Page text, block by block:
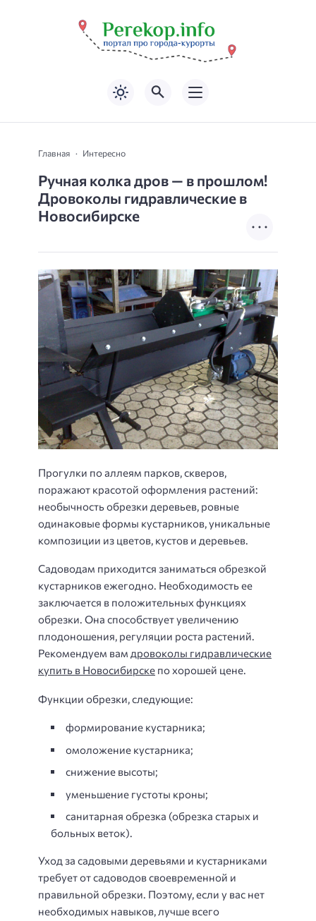
Главная Интересно
Ручная колка дров — в прошлом!
Дровоколы гидравлические в
Новосибирске
Прогулки по аллеям парков, скверов,
поражают красотой оформления растений:
необычность обрезки деревьев, ровные
одинаковые формы кустарников, уникальные
композиции из цветов, кустов и деревьев.
Садоводам приходится заниматься обрезкой
кустарников ежегодно. Необходимость ее
заключается в положительных функциях
обрезки. Она способствует увеличению
плодоношения, регуляции роста растений.
Рекомендуем вам дровоколы гидравлические
купить в Новосибирске по хорошей цене.
Функции обрезки, следующие:
формирование кустарника;
омоложение кустарника;
снижение высоты;
уменьшение густоты кроны;
санитарная обрезка (обрезка старых и
больных веток).
Уход за садовыми деревьями и кустарниками
требует от садоводов своевременной и
правильной обрезки. Поэтому, если у вас нет
необходимых навыков, лучше всего